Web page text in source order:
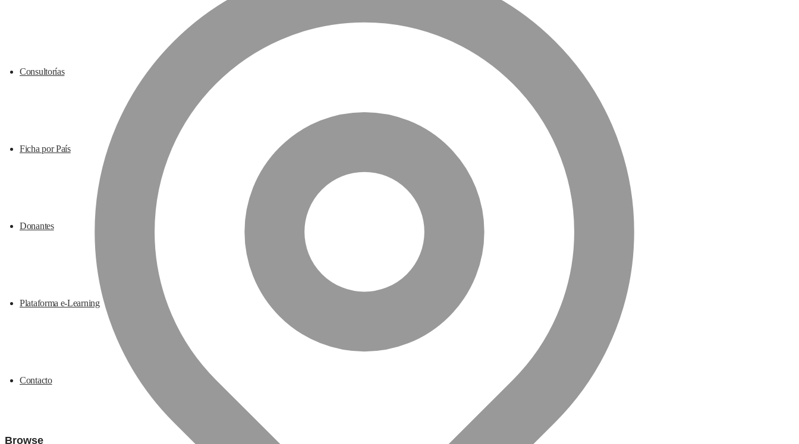
Consultorías
Ficha por País
Donantes
Plataforma e-Learning
Contacto
Browse